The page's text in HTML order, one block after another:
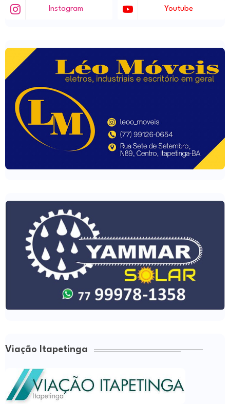
Instagram Youtube
Viação Itapetinga